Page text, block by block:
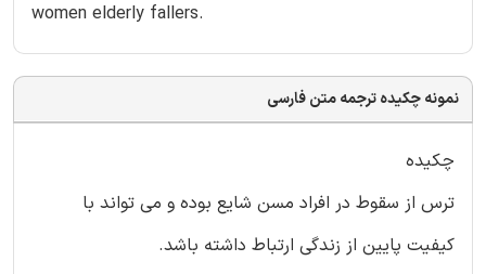
women elderly fallers.
نمونه چکیده ترجمه متن فارسی
چکیده
ترس از سقوط در افراد مسن شایع بوده و می تواند با
کیفیت پایین از زندگی ارتباط داشته باشد.